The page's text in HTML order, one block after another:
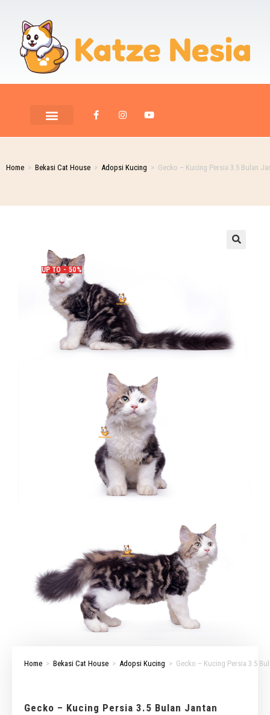
Home > Bekasi Cat House > Adopsi Kucing > Gecko – Kucing Persia 3.5 Bulan
UP TO - 50%
Home > Bekasi Cat House > Adopsi Kucing > Gecko – Kucing Persia 3.5
Gecko – Kucing Persia 3.5 Bulan Jantan